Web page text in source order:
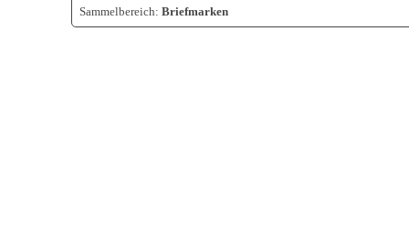
Sammelbereich: Briefmarken